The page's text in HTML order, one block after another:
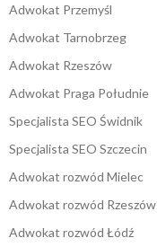
Adwokat Przemyśl
Adwokat Tarnobrzeg
Adwokat Rzeszów
Adwokat Praga Południe
Specjalista SEO Świdnik
Specjalista SEO Szczecin
Adwokat rozwód Mielec
Adwokat rozwód Rzeszów
Adwokat rozwód Łódź